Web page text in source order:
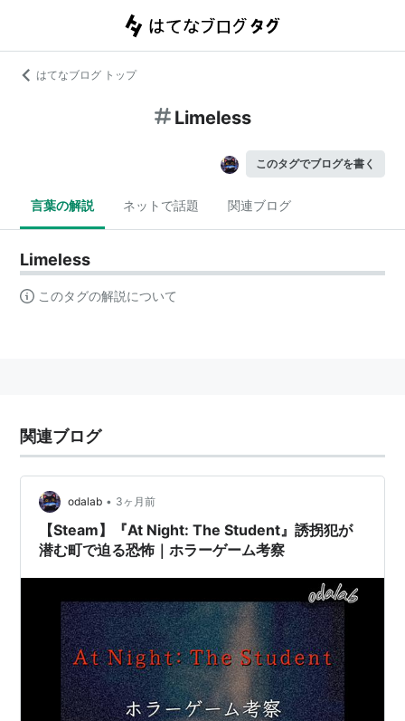
はてなブログ トップ
Limeless
このタグでブログを書く
言葉の解説 ネットで話題 関連ブログ
Limeless
このタグの解説について
関連ブログ
odalab • 3ヶ月前
【Steam】『At Night: The Student』誘拐犯が
潜む町で迫る恐怖｜ホラーゲーム考察